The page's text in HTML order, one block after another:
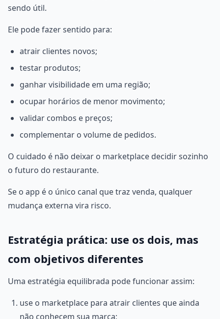
sendo útil.
Ele pode fazer sentido para:
atrair clientes novos;
testar produtos;
ganhar visibilidade em uma região;
ocupar horários de menor movimento;
validar combos e preços;
complementar o volume de pedidos.
O cuidado é não deixar o marketplace decidir sozinho
o futuro do restaurante.
Se o app é o único canal que traz venda, qualquer
mudança externa vira risco.
Estratégia prática: use os dois, mas
com objetivos diferentes
Uma estratégia equilibrada pode funcionar assim:
use o marketplace para atrair clientes que ainda
não conhecem sua marca;